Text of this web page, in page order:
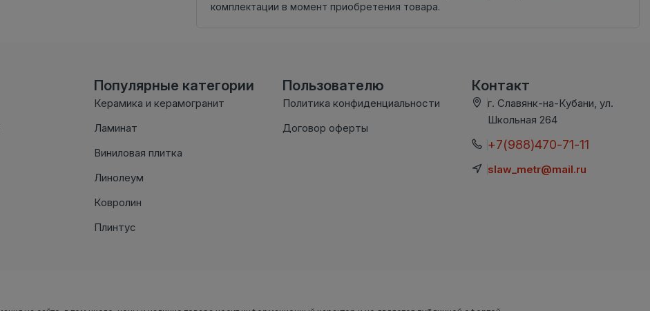
комплектации в момент приобретения товара.
Популярные категории
Керамика и керамогранит
Ламинат
Виниловая плитка
Линолеум
Ковролин
Плинтус
Пользователю
Политика конфиденциальности
Договор оферты
Контакт
г. Славянк-на-Кубани, ул.
Школьная 264
+7(988)470-71-11
slaw_metr@mail.ru